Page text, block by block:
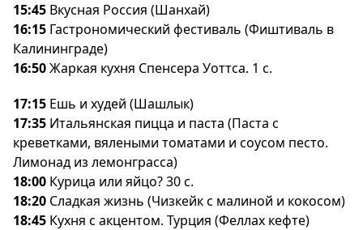
15:45 кусная Россия (Шанхай)
16:15 Гастрономический фестиваль (Фиштиваль
Калининграде)
16:50Жаркая кухня Спенсера Уоттса. 1 с.
17:15 Ешь и худей (Шашлык)
17:35 Итальянская пицца и паста (Паста с
креветками, вялеными томатами и соусом песто.
Лимонад из лемонграсса)
18:00 Курица или яйцо? 30 с.
18:20 Сладкая жизнь (Чизкейк с малиной и кокосом)
18:45 Кухня с акцентом. Турция (Феллах кефте)